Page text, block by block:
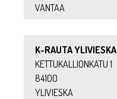
VANTAA
K-RAUTA YLIVIESKA
KETTUKALLIONKATU 1
84100
YLIVIESKA